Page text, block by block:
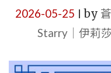
2026-05-25 by
Starry｜伊莉